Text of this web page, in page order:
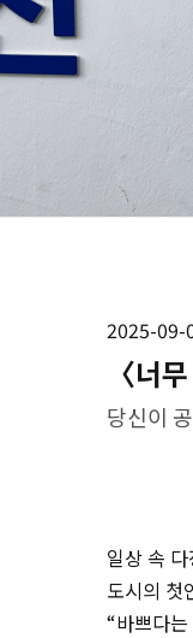
2025-09-
〈너
당신이
일상 속
도시의 첫
“바쁘다